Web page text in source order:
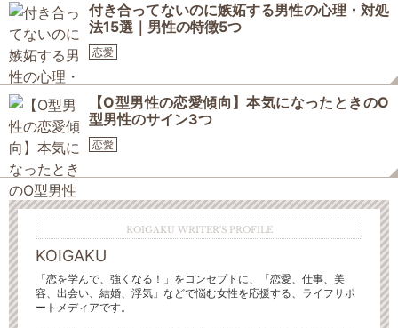
付き合ってないのに嫉妬する男性の心理・対処
法15選｜男性の特徴5つ
恋愛
【O型男性の恋愛傾向】本気になったときのO
型男性のサイン3つ
恋愛
KOIGAKU WRITER'S PROFILE
KOIGAKU
「恋を学んで、強くなる！」をコンセプトに、「恋愛、仕事、美
容、出会い、結婚、浮気」などで悩む女性を応援する、ライフサポ
ートメディアです。